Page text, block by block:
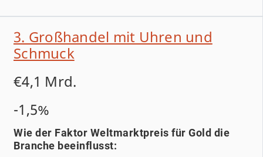
3. Großhandel mit Uhren und
Schmuck
€4,1 Mrd.
-1,5%
Wie der Faktor Weltmarktpreis für Gold die
Branche beeinflusst: